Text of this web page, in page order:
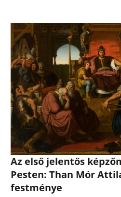
Az első jelentős
Pesten: Than Mór
festménye